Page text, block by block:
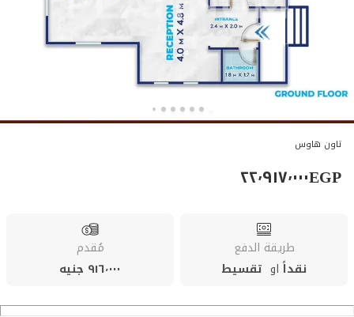
تاون هاوس
EGP٢٢٬٩١٧٬٠٠٠
طريقة الدفع
نقداً او تقسيط
مُقدم
٩١٦٬٠٠٠ جنيه